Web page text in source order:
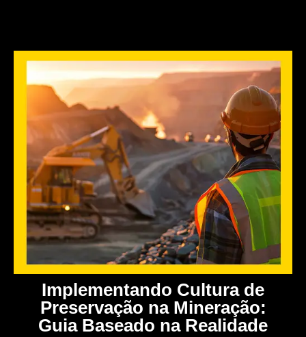
Implementando Cultura de
Preservação na Mineração:
Guia Baseado na Realidade